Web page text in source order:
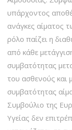
υπάρχοντος
ανάγκες αίματος
ρόλο παίζει η
από κάθε
συμβατότητας
του ασθενούς και
συμβατότητας
Συμβούλιο της
Υγείας δεν